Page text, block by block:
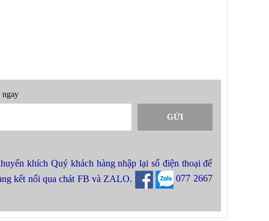
GỬI
khích Quý khách hàng nhập lại số điện thoại để
kết nối qua chát FB và ZALO.
077 2667